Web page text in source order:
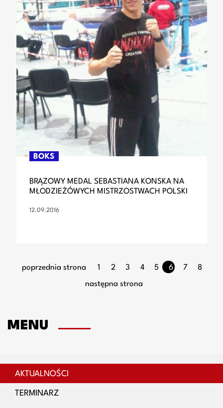
BOKS
BRĄZOWY MEDAL SEBASTIANA KONSKA NA
MŁODZIEŻÓWYCH MISTRZOSTWACH POLSKI
12.09.2016
poprzednia strona 1 2 3 4 5 6 7 8
następna strona
MENU
AKTUALNOŚCI
TERMINARZ